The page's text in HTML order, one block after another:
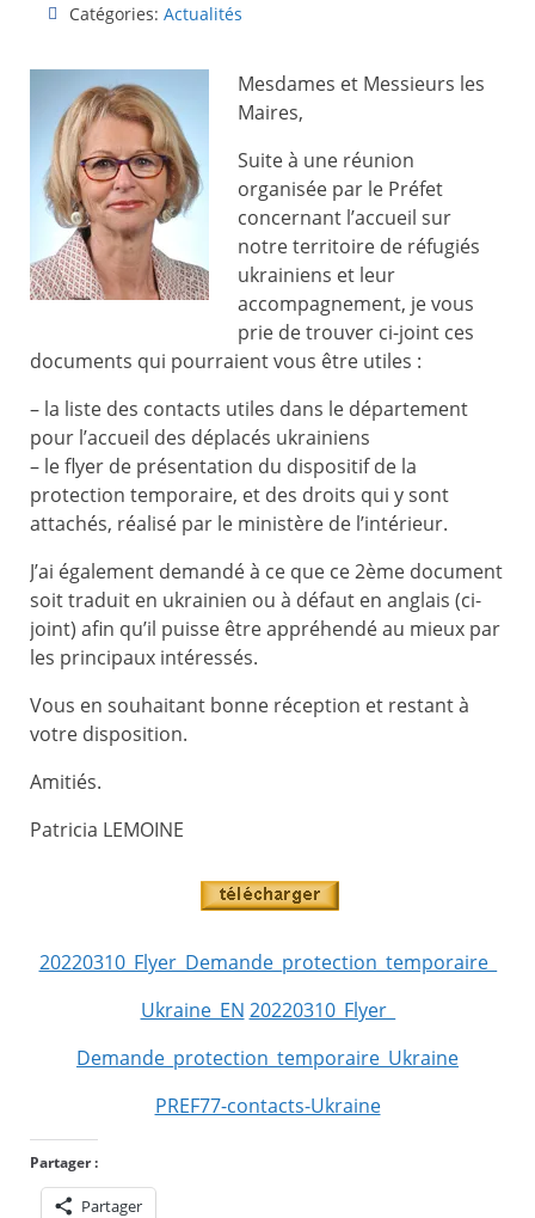
Catégories: Actualités
Mesdames et Messieurs les
Maires,
Suite à une réunion
organisée par le Préfet
concernant l’accueil sur
notre territoire de réfugiés
ukrainiens et leur
accompagnement, je vous
prie de trouver ci-joint ces
documents qui pourraient vous être utiles :
– la liste des contacts utiles dans le département
pour l’accueil des déplacés ukrainiens
– le flyer de présentation du dispositif de la
protection temporaire, et des droits qui y sont
attachés, réalisé par le ministère de l’intérieur.
J’ai également demandé à ce que ce 2ème document
soit traduit en ukrainien ou à défaut en anglais (ci-
joint) afin qu’il puisse être appréhendé au mieux par
les principaux intéressés.
Vous en souhaitant bonne réception et restant à
votre disposition.
Amitiés.
Patricia LEMOINE
20220310_Flyer_Demande_protection_temporaire_
Ukraine_EN 20220310_Flyer_
Demande_protection_temporaire _Ukraine
PREF77-contacts-Ukraine
Partager :
Partager